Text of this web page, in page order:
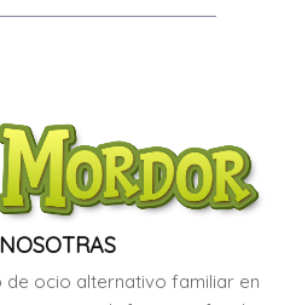
de ocio alternativo familiar en